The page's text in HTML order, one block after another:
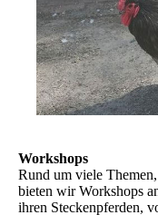
Workshops
Rund um viele
bieten wir Workshops
ihren Steckenpferden,